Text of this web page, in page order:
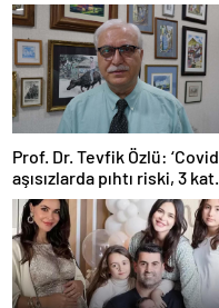
Prof. Dr. Tevfik Özlü: ‘Covid
aşısızlarda pıhtı riski, 3 kat
daha fazla’